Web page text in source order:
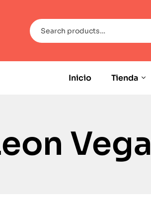
Inicio Tienda
Vega